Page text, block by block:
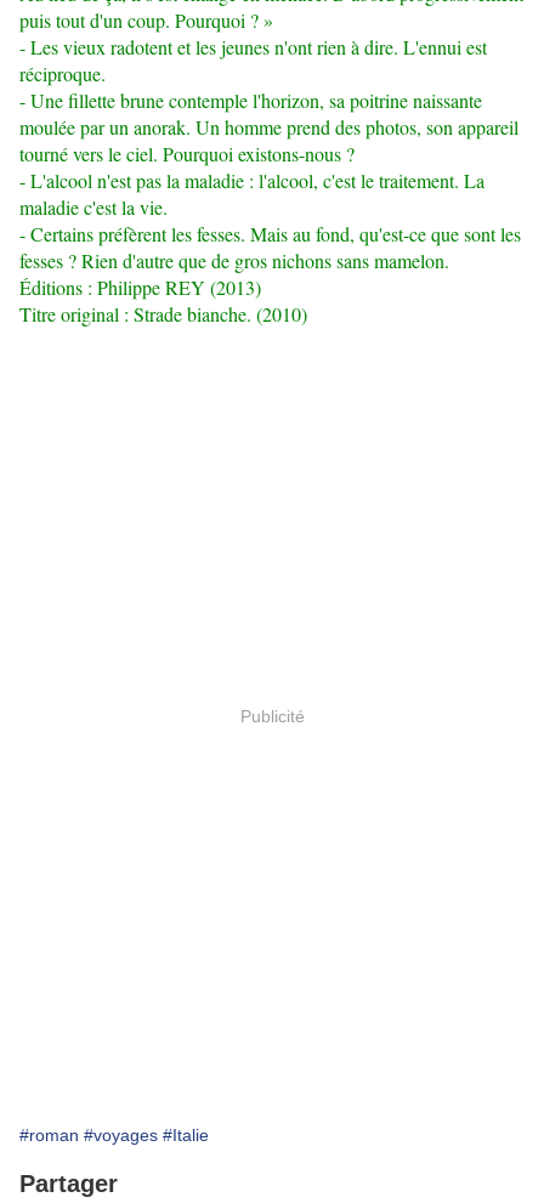
puis tout d'un coup. Pourquoi ? »
- Les vieux radotent et les jeunes n'ont rien à dire. L'ennui est
réciproque.
- Une fillette brune contemple l'horizon, sa poitrine naissante
moulée par un anorak. Un homme prend des photos, son appareil
tourné vers le ciel. Pourquoi existons-nous ?
- L'alcool n'est pas la maladie : l'alcool, c'est le traitement. La
maladie c'est la vie.
- Certains préfèrent les fesses. Mais au fond, qu'est-ce que sont les
fesses ? Rien d'autre que de gros nichons sans mamelon.
Éditions : Philippe REY (2013)
Titre original : Strade bianche. (2010)
Publicité
#roman #voyages #Italie
Partager